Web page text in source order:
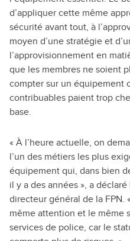
d’appliquer cette même
sécurité avant tout, à
moyen d’une stratégie et
l’approvisionnement en
que les membres ne soient
compter sur un équipement
contribuables paient trop
base.
« À l’heure actuelle, on
l’un des métiers les plus
équipement qui, dans bien
il y a des années », a
directeur général de la FPN.
même attention et le même
services de police, car le